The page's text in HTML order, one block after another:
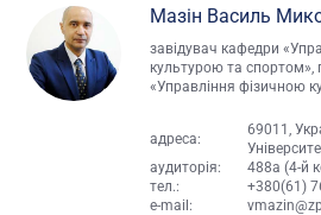
Мазін Василь
завідувач кафедри
культурою та
«Управління фізичною
адреса:
69011,
аудиторія:
488а (4-й
тел.:
+380(61)
e-mail: